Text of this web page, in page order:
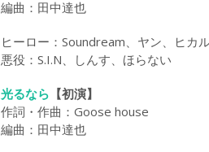
編曲：田中達也
ヒーロー：Soundream、ヤン、ヒカ
悪役：S.I.N、しんす、ほらない
光るなら 【初演】
作詞・作曲：Goose house
編曲：田中達也